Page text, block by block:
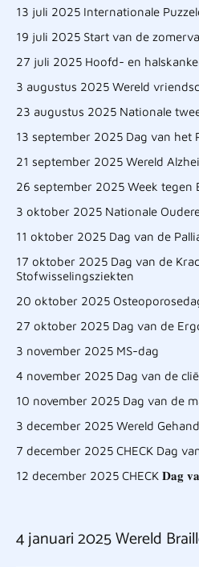
13 juli 2025 Internationale
19 juli 2025 Start van de
27 juli 2025 Hoofd- en
3 augustus 2025 Wereld
23 augustus 2025 Nationale
13 september 2025 Dag van het
21 september 2025 Wereld
26 september 2025 Week tegen
3 oktober 2025 Nationale
11 oktober 2025 Dag van de
17 oktober 2025 Dag van de
Stofwisselingsziekten
20 oktober 2025
27 oktober 2025 Dag van de
3 november 2025 MS-dag
4 november 2025 Dag van de
10 november 2025 Dag van de
3 december 2025 Wereld
7 december 2025 CHECK Dag
12 december 2025 CHECK 𝐃𝐚𝐠
4 januari 2025 Wereld